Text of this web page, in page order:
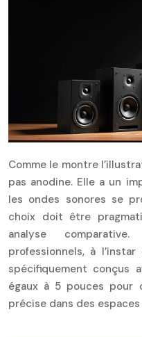
Comme le montre
pas anodine. Elle a un
les ondes sonores se
choix doit être
analyse
professionnels, à
spécifiquement conçus
égaux à 5 pouces pour
précise dans des